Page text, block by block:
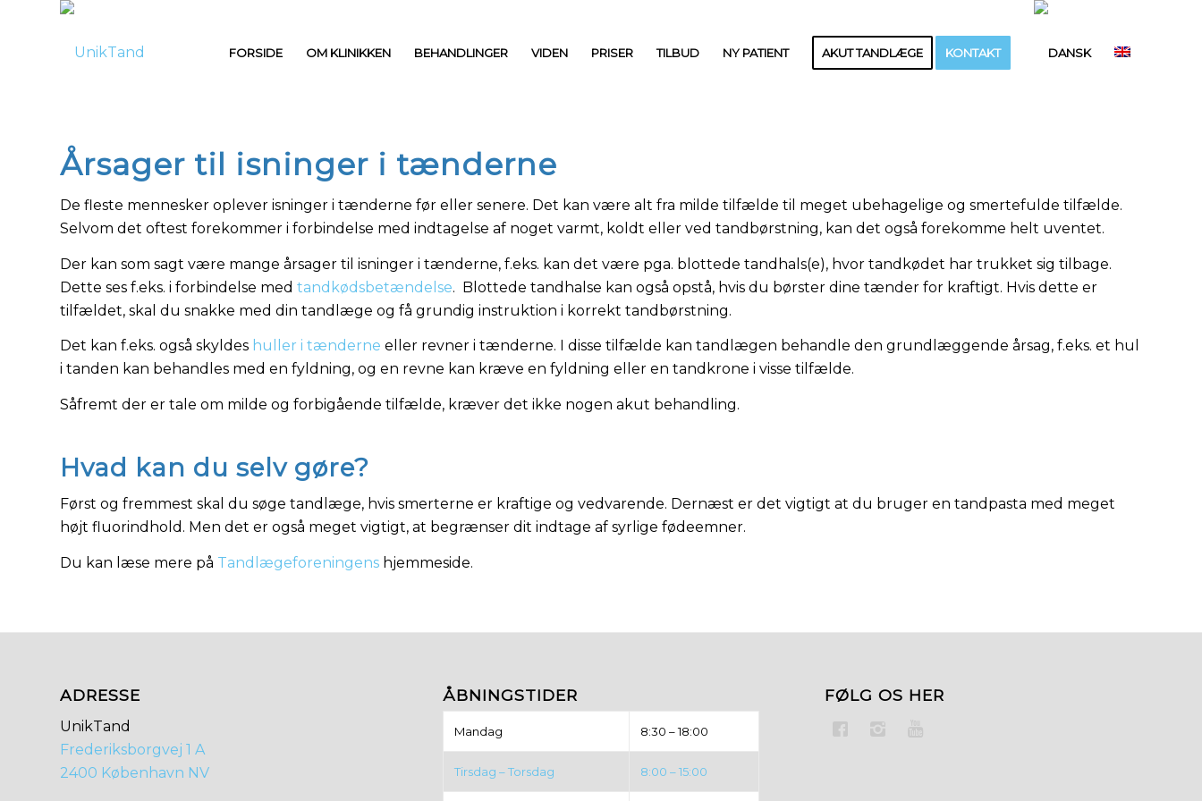
FORSIDE OM KLINIKKEN BEHANDLINGER VIDEN PRISER TILBUD NY PATIENT AKUT TANDLÆGE KONTAKT
Årsager til isninger i tænderne
De fleste mennesker oplever isninger i tænderne før eller senere. Det kan være alt fra milde tilfælde til meget ubehagelige og smertefulde tilfælde.
Selvom det oftest forekommer i forbindelse med indtagelse af noget varmt, koldt eller ved tandbørstning, kan det også forekomme helt uventet.
Der kan som sagt være mange årsager til isninger i tænderne, f.eks. kan det være pga. blottede tandhals(e), hvor tandkødet har trukket sig tilbage.
Dette ses f.eks. i forbindelse med tandkødsbetændelse. Blottede tandhalse kan også opstå, hvis du børster dine tænder for kraftigt. Hvis dette er
tilfældet, skal du snakke med din tandlæge og få grundig instruktion i korrekt tandbørstning.
Det kan f.eks. også skyldes huller i tænderne eller revner i tænderne. I disse tilfælde kan tandlægen behandle den grundlæggende årsag, f.eks. et hul
i tanden kan behandles med en fyldning, og en revne kan kræve en fyldning eller en tandkrone i visse tilfælde.
Såfremt der er tale om milde og forbigående tilfælde, kræver det ikke nogen akut behandling.
Hvad kan du selv gøre?
Først og fremmest skal du søge tandlæge, hvis smerterne er kraftige og vedvarende. Dernæst er det vigtigt at du bruger en tandpasta med meget
højt fluorindhold. Men det er også meget vigtigt, at begrænser dit indtage af syrlige fødeemner.
Du kan læse mere på Tandlægeforeningens hjemmeside.
ADRESSE
UnikTand
Frederiksborgvej 1 A
2400 København NV
ÅBNINGSTIDER
Mandag 8:30 – 18:00
Tirsdag – Torsdag 8:00 – 15:00
FØLG OS HER